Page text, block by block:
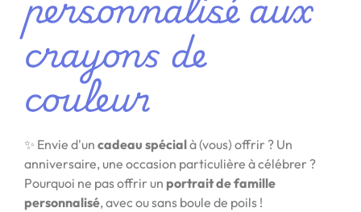
crayons de
couleur
✨ Envie d'un cadeau spécialà (vous) offrir ? Un
anniversaire, une occasion particulière à célébrer ?
Pourquoi ne pas offrir un portrait de famille
personnalisé, avec ou sans boule de poils !